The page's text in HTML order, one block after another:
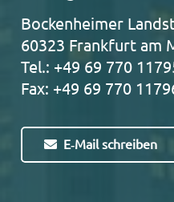
Bocken­hei­mer
60323 Frank­furt am
Tel.: +49 69 770
Fax: +49 69 770
E‑Mail schrei­ben